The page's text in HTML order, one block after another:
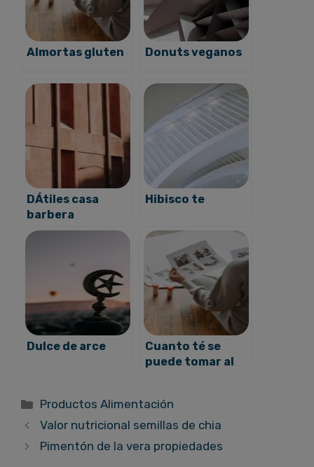
Almortas gluten Donuts veganos
DÁtiles casa
barbera
Hibisco te
Dulce de arce
Cuanto té se
puede tomar al
Categorías
Productos Alimentación
Valor nutricional semillas de chia
Pimentón de la vera propiedades